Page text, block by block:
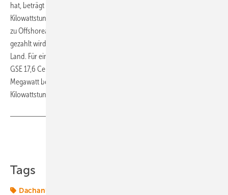
hat, beträgt die Einspeisevergütung noch 12,7 Cent pro
Kilowattstunde. Die Vergütung wird für 20 Jahre gezahlt, im Gegensatz
zu Offshoreanlagen, für die die Einspeisevergütung für 25 Jahre
gezahlt wird. Allerdings ist diese niedriger als für Windanlagen an
Land. Für ein System mit einer Leistung bis zu fünf Megawatt zahlt die
GSE 17,6 Cent pro Kilowattstunde. Ist die Anlage größer als fünf
Megawatt beträgt die Einspeisevergütung noch 16,5 Cent pro
Kilowattstunde. (Sven Ullrich)
Tags
Dachanlage